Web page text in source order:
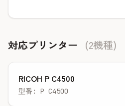
対応プリンター (2機種)
RICOH P C4500
型番: P C4500